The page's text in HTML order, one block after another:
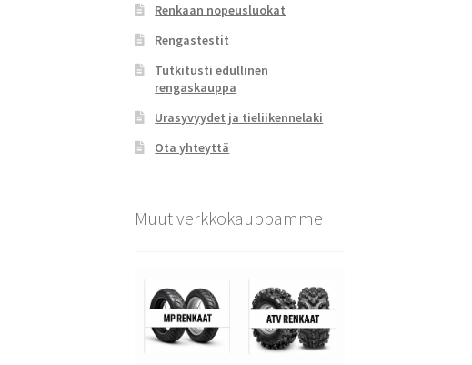
Renkaan nopeusluokat
Rengastestit
Tutkitusti edullinen
rengaskauppa
Urasyvyydet ja tieliikennelaki
Ota yhteyttä
Muut verkkokauppamme